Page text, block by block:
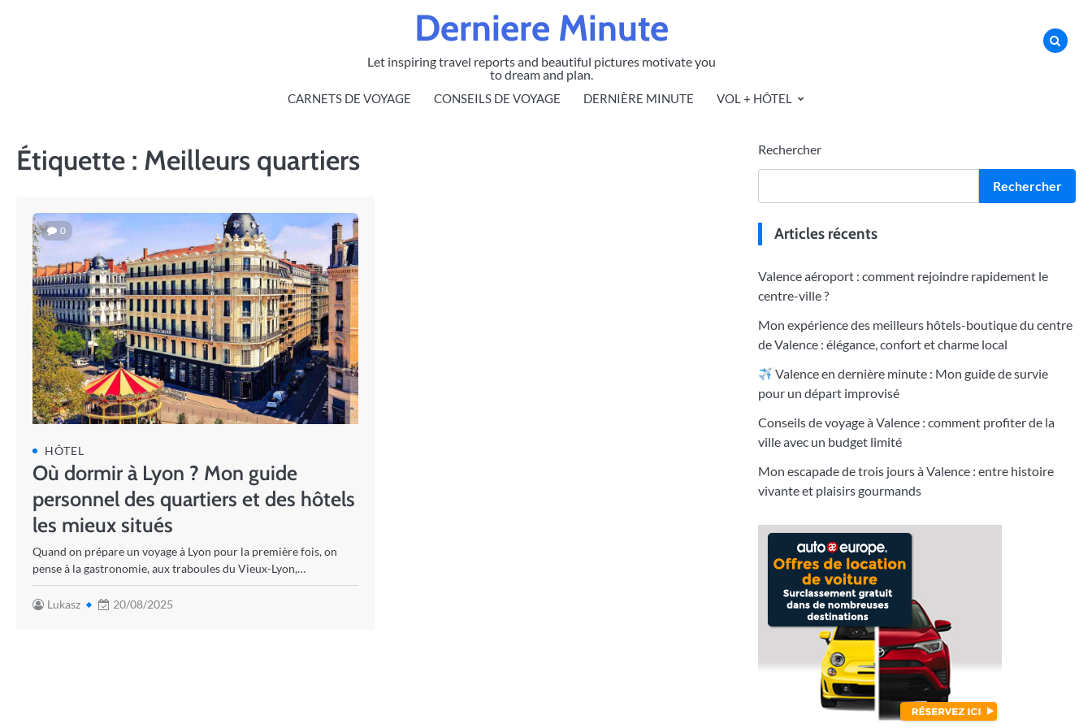
Derniere Minute
Let inspiring travel reports and beautiful pictures motivate you
to dream and plan.
CARNETS DE VOYAGE CONSEILS DE VOYAGE DERNIÈRE MINUTE VOL + HÔTEL
Étiquette : Meilleurs quartiers
0
HÔTEL
Où dormir à Lyon ? Mon guide
personnel des quartiers et des hôtels
les mieux situés
Quand on prépare un voyage à Lyon pour la première fois, on
pense à la gastronomie, aux traboules du Vieux-Lyon,…
Lukasz 20/08/2025
Rechercher
Rechercher
Articles récents
Valence aéroport : comment rejoindre rapidement le
centre-ville ?
Mon expérience des meilleurs hôtels-boutique du centre
de Valence : élégance, confort et charme local
Valence en dernière minute : Mon guide de survie
pour un départ improvisé
Conseils de voyage à Valence : comment profiter de la
ville avec un budget limité
Mon escapade de trois jours à Valence : entre histoire
vivante et plaisirs gourmands